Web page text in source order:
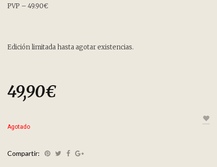
PVP – 49.90€
Edición limitada hasta agotar existencias.
49,90€
Agotado
Compartir: